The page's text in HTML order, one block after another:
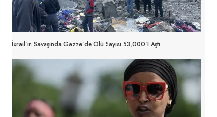
İsrail’in Savaşında Gazze’de Ölü Sayısı 53,000’i Aştı